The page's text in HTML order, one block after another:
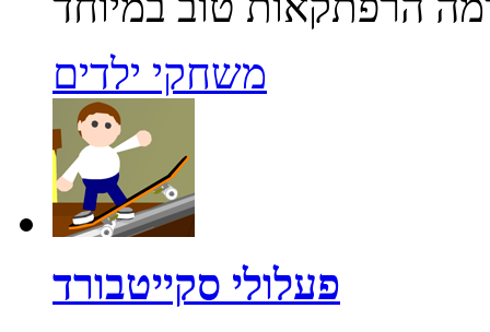
משחקי ילדים
פעלולי סקייטבורד